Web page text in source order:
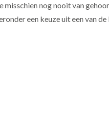
nog nooit van
een keuze uit een van de